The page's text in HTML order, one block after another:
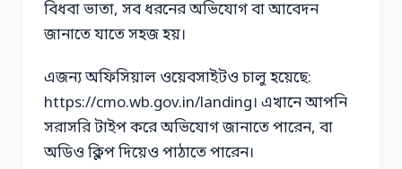
বিধবা ভাতা, সব ধরনের অভিযোগ বা আবেদন
জানাতে যাতে সহজ হয়।
এজন্য অফিসিয়াল ওয়েবসাইটও চালু হয়েছে:
https://cmo.wb.gov.in/landing। এখানে আপনি
সরাসরি টাইপ করে অভিযোগ জানাতে পারেন, বা
অডিও ক্লিপ দিয়েও পাঠাতে পারেন।